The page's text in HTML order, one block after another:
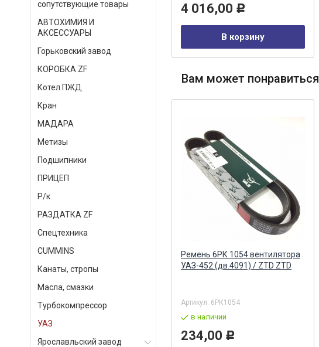
сопутствующие товары
АВТОХИМИЯ И
АКСЕССУАРЫ
Горьковский завод
КОРОБКА ZF
Котел ПЖД
Кран
МАДАРА
Метизы
Подшипники
ПРИЦЕП
Р/к
РАЗДАТКА ZF
Спецтехника
СUMMINS
Канаты, стропы
Масла, смазки
Турбокомпрессор
УАЗ
Ярославльский завод
В корзину
4 016,00 Р
В корзину
Вам может понравиться
Сальник шруса УАЗ
(32х50.4х10) без обоймы NAK
165438s NAK
Артикул:3741-2304071-01
206,00
Ремень 6РК 1054 вентилятора
УАЗ-452 (дв.4091) / ZTD ZTD
Артикул: 6РК1054
в наличии
234,00 Р